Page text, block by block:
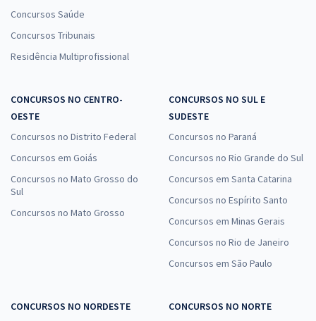
Concursos Saúde
Concursos Tribunais
Residência Multiprofissional
CONCURSOS NO CENTRO-
OESTE
Concursos no Distrito Federal
Concursos em Goiás
Concursos no Mato Grosso do
Sul
Concursos no Mato Grosso
CONCURSOS NO SUL E
SUDESTE
Concursos no Paraná
Concursos no Rio Grande do Sul
Concursos em Santa Catarina
Concursos no Espírito Santo
Concursos em Minas Gerais
Concursos no Rio de Janeiro
Concursos em São Paulo
CONCURSOS NO NORDESTE
CONCURSOS NO NORTE